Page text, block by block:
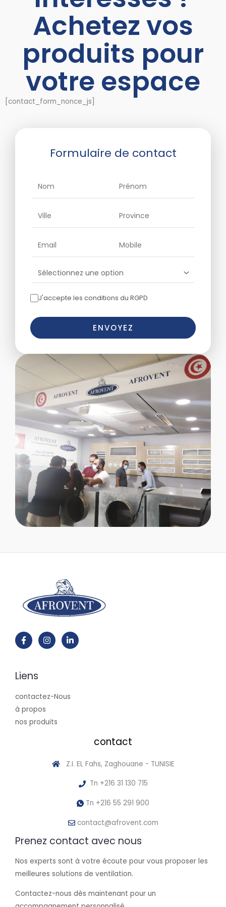
Achetez vos
produits pour
votre espace
[contact_form_nonce_js]
Formulaire de contact
J'accepte les conditions du RGPD
ENVOYEZ
Liens
contactez-Nous
à propos
nos produits
contact
Z.I. EL Fahs, Zaghouane - TUNISIE
Tn +216 31 130 715
Tn +216 55 291 900
contact@afrovent.com
Prenez contact avec nous
Nos experts sont à votre écoute pour vous proposer les
meilleures solutions de ventilation.
Contactez-nous dès maintenant pour un